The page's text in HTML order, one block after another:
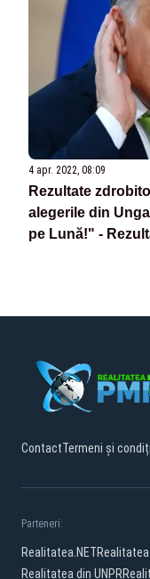
4 apr. 2022, 08:09
Rezultate
alegerile din
pe Lună!" -
ContactTermeni și
Parteneri:
Realitatea.NET
Realitatea din UNPR